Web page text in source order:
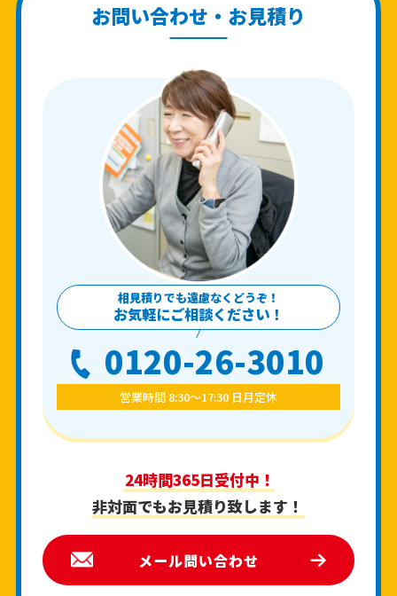
お問い合わせ・お見積り
相見積りでも遠慮なくどうぞ！
お気軽にご相談ください！
0120-26-3010
営業時間 8:30〜17:30 日月定休
24時間365日受付中！
非対面でもお見積り致します！
メール問い合わせ